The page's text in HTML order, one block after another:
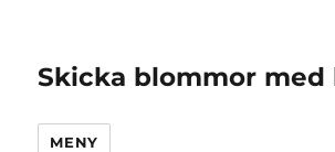
Skicka blommor med
MENY